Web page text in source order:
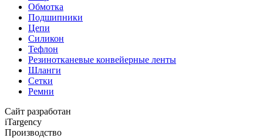
Обмотка
Подшипники
Цепи
Силикон
Тефлон
Резинотканевые конвейерные ленты
Шланги
Сетки
Ремни
Сайт разработан
iTargency
Производство